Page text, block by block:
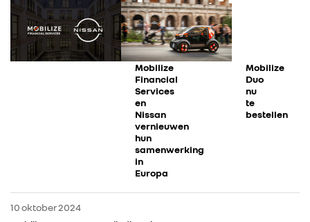
RENAULT GROUP
Mobilize
Financial
Services
en
Nissan
vernieuwen
hun
samenwerking
in
Europa
Mobilize
Duo
nu
te
bestellen
10 oktober 2024